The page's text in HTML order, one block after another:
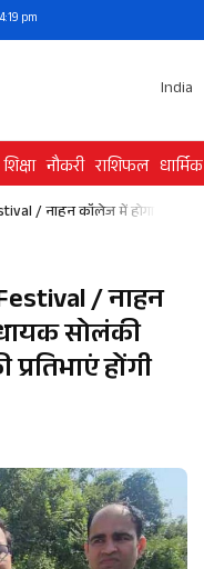
pm
India
शिक्षा नौकरी राशिफल धार्मिक
/ नाहन कॉलेज में होगा
/ नाहन
सोलंकी
होंगी